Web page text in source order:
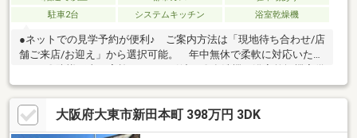
駐車2台
システムキッチン 浴室乾燥機
●ネットでの見学予約が便利♪ ご案内方法は「現地待ち合わせ/店
舗ご来店/お迎え」から選択可能。 年中無休で柔軟に対応いたし
〇前道約6.7ｍあります〇コノミヤ門真千石東店 徒歩8分〇水桜
学園(小中一貫校) 徒歩5分●駐車場完備でお車でのご来店も安心●
キッズスペース完備●Google口コミにて高評価を頂いております
♪●住宅ローンのご相談が増加傾向にあります。 不安や疑問を一
大阪府大東市新田本町 398万円 3DK